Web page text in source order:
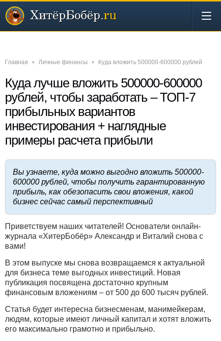
Главная Личные финансы Куда вложить 500000-600000 рублей
Куда лучше вложить 500000-600000
рублей, чтобы заработать – ТОП-7
прибыльных вариантов
инвестирования + наглядные
примеры расчета прибыли
Вы узнаете, куда можно выгодно вложить 500000-
600000 рублей, чтобы получить гарантированную
прибыль, как обезопасить свои вложения, какой
бизнес сейчас самый перспективный
Приветствуем наших читателей! Основатели онлайн-
журнала «ХитерБобёр» Александр и Виталий снова с
вами!
В этом выпуске мы снова возвращаемся к актуальной
для бизнеса теме выгодных инвестиций. Новая
публикация посвящена достаточно крупным
финансовым вложениям – от 500 до 600 тысяч рублей.
Статья будет интересна бизнесменам, манимейкерам,
людям, которые имеют личный капитал и хотят вложить
его максимально грамотно и прибыльно.